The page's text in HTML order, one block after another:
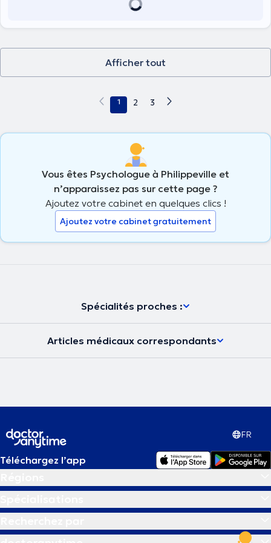
Gestion des émotions et des pensées
Problèmes existentiels
Soutien contre le décrochage scolaire des écoliers et étudiants
Soutien psychologique des professionnels du sexe
Afficher tout
1 2 3
Vous êtes Psychologue à Philippeville et
n’apparaissez pas sur cette page ?
Ajoutez votre cabinet en quelques clics !
Ajoutez votre cabinet gratuitement
Spécialités proches :
Articles médicaux correspondants
FR
Téléchargez l’app